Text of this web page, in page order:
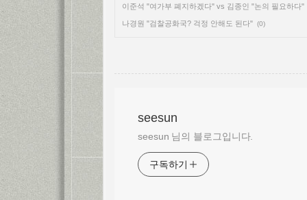
이준석 "여가부 폐지하겠다" vs 김종인 "논의 필요하다"
나경원 "검찰공화국? 걱정 안해도 된다" (0)
seesun
seesun 님의 블로그입니다.
구독하기